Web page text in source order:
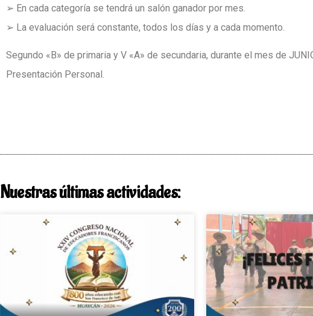
➢ En cada categoría se tendrá un salón ganador por mes.
➢ La evaluación será constante, todos los días y a cada momento.
Segundo «B» de primaria y V «A» de secundaria, durante el mes de
Presentación Personal.
Nuestras últimas actividades: